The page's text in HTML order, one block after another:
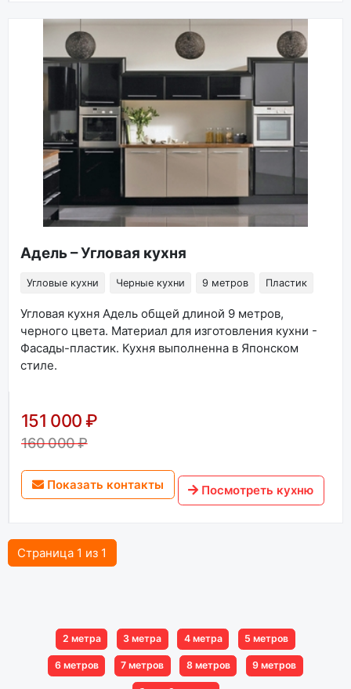
Адель – Угловая кухня
Угловые кухни Черные кухни 9 метров Пластик
Угловая кухня Адель общей длиной 9 метров,
черного цвета. Материал для изготовления кухни -
Фасады-пластик. Кухня выполненна в Японском
стиле.
151 000 ₽
160 000 ₽
Показать контакты Посмотреть кухню
Страница 1 из 1
2 метра 3 метра 4 метра 5 метров
6 метров 7 метров 8 метров 9 метров